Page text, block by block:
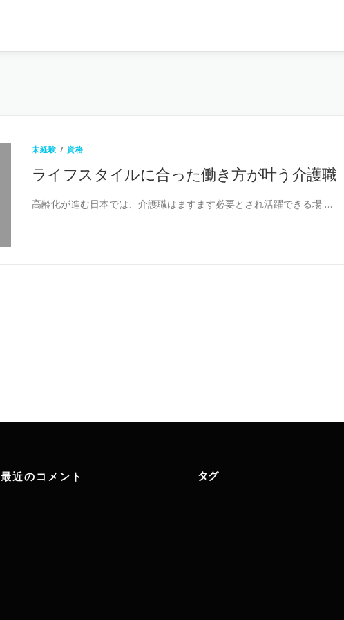
未経験 /資格
ライフスタイルに合った働き方が叶う介護職
高齢化が進む日本では、介護職はますます必要とされ活躍できる場 …
最近のコメント タグ